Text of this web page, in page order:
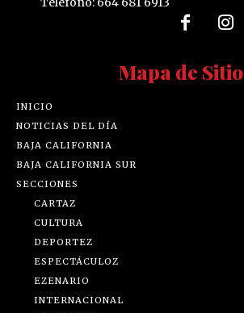
Mapa de Sitio
INICIO
NOTICIAS DEL DÍA
BAJA CALIFORNIA
BAJA CALIFORNIA SUR
SECCIONES
CARTAZ
CULTURA
DEPORTEZ
ESPECTÁCULOZ
EZENARIO
INTERNACIONAL